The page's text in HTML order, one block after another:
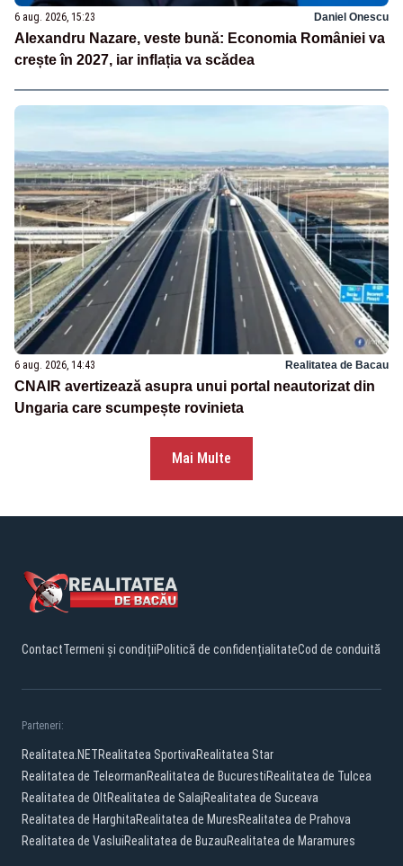
6 aug. 2026, 15:23 Daniel Onescu
Alexandru Nazare, veste bună: Economia României va
crește în 2027, iar inflația va scădea
6 aug. 2026, 14:43 Realitatea de Bacau
CNAIR avertizează asupra unui portal neautorizat din
Ungaria care scumpește rovinieta
Mai Multe
ContactTermeni și condițiiPolitică de confidențialitateCod de conduită
Parteneri:
Realitatea.NETRealitatea SportivaRealitatea Star
Realitatea de TeleormanRealitatea de BucurestiRealitatea de Tulcea
Realitatea de OltRealitatea de SalajRealitatea de Suceava
Realitatea de HarghitaRealitatea de MuresRealitatea de Prahova
Realitatea de VasluiRealitatea de BuzauRealitatea de Maramures